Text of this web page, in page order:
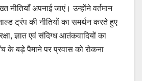
अपनाई जाएं। उन्होंने वर्तमान
ट्रंप की नीतियों का समर्थन करते हुए
ज्ञात एवं संदिग्ध आतंकवादियों का
के बड़े पैमाने पर प्रवास को रोकना